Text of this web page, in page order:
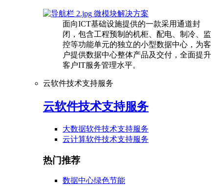
微模块解决方案
面向ICT基础设施提供的一款采用通道封
闭，包含工程预制的机柜、配电、制冷、监
控等功能单元的独立的小型数据中心，为客
户提供数据中心整体产品及交付，全面提升
客户IT服务管理水平。
云软件技术支持服务
云软件技术支持服务
大数据软件技术支持服务
云计算软件技术支持服务
热门推荐
数据中心绿色节能